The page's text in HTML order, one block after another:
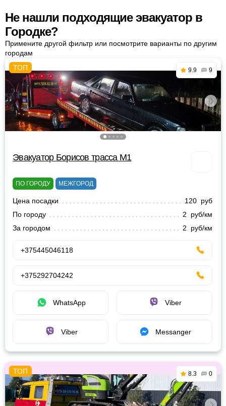
Не нашли подходящие эвакуатор в
Городке?
Примените другой фильтр или посмотрите варианты по другим
городам
9.9 9
Эвакуатор Борисов трасса М1
ПО ГОРОДУ МЕЖГОРОД
Цена посадки
120 руб
По городу
2 руб/км
За городом
2 руб/км
+375445046118
+375292704242
WhatsApp Viber
Viber Messanger
8.3 0